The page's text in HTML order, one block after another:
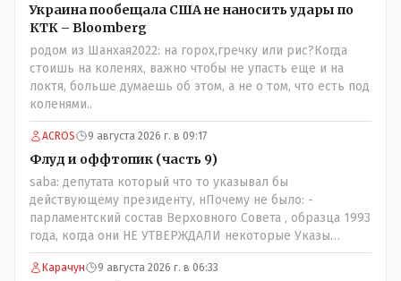
которые развернулись потом на 180 или 360 градусов,
посмотрев на того, как он не сдался, но ты же там сам
живешь и многое знаешь о тех, на кого работаешь.. Это
просто прагматизм и ничего личного. Победим мы, они
встанут под нас и наоборот и все это понимают..
Украина пообещала США не наносить удары по
КТК – Bloomberg
родом из Шанхая2022: на горох,гречку или рис?Когда
стоишь на коленях, важно чтобы не упасть еще и на
локтя, больше думаешь об этом, а не о том, что есть под
коленями..
ACROS 9 августа 2026 г. в 09:17
Флуд и оффтопик (часть 9)
saba: депутата который что то указывал бы
действующему президенту, нПочему не было: -
парламентский состав Верховного Совета , образца 1993
года, когда они НЕ УТВЕРЖДАЛИ некоторые Указы
Назарбаева, особенно в части выборов и перевыборов и
некоторых вопросах внутренней политики, и тогда
Карачун 9 августа 2026 г. в 06:33